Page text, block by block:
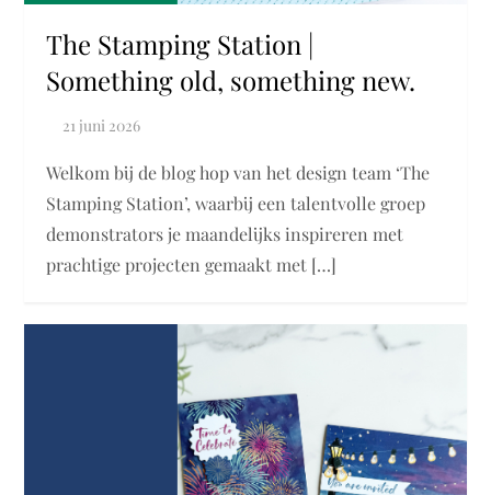
The Stamping Station |
Something old, something new.
Welkom bij de blog hop van het design team ‘The
Stamping Station’, waarbij een talentvolle groep
demonstrators je maandelijks inspireren met
prachtige projecten gemaakt met […]